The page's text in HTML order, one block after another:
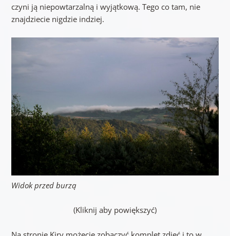
czyni ją niepowtarzalną i wyjątkową. Tego co tam, nie
znajdziecie nigdzie indziej.
Widok przed burzą
(Kliknij aby powiększyć)